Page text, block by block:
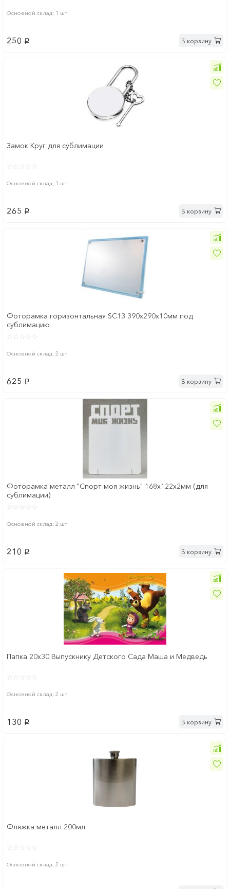
Основной склад: 1 шт
250 p В корзину
Замок Круг для сублимации
Основной склад: 1 шт
265 p В корзину
Фоторамка горизонтальная SC13 390х290х10мм под
сублимацию
Основной склад: 2 шт
625 p В корзину
Фоторамка металл "Спорт моя жизнь" 168x122х2мм (для
сублимации)
Основной склад: 2 шт
210 p В корзину
Папка 20x30 Выпускнику Детского Сада Маша и Медведь
Основной склад: 2 шт
130 p В корзину
Фляжка металл 200мл
Основной склад: 2 шт